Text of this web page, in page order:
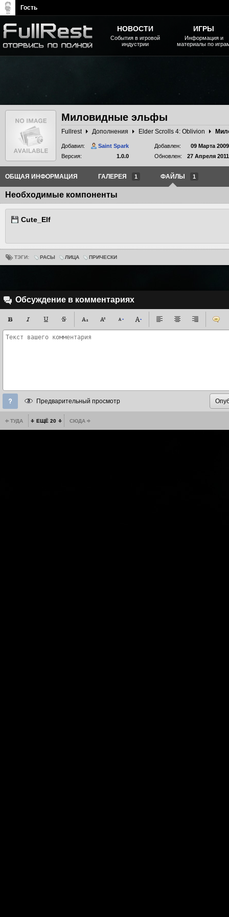
Миловидные эльфы
Fullrest Дополнения Elder Scrolls 4: Oblivion
Добавил:
Saint Spark
Версия:
1.0.0
Добавлен:
09 Марта 2009
Обновлен:
27 Апреля 2011
ОБЩАЯ ИНФОРМАЦИЯ ГАЛЕРЕЯ 1 ФАЙЛЫ 1
Необходимые компоненты
Cute_Elf
ТЭГИ: РАСЫ ЛИЦА ПРИЧЕСКИ
Обсуждение в комментариях
Предварительный просмотр
ТУДА ЕЩЁ 20 СЮДА
НОВОСТИ
События в игровой
индустрии
ИГРЫ
Информация и
материалы по
Гость